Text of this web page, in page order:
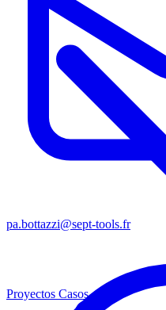
pa.bottazzi@sept-tools.fr
Proyectos Casos